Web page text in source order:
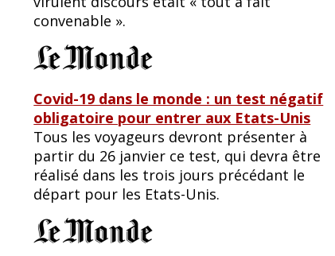
convenable ».
Covid-19 dans le monde : un test négatif
obligatoire pour entrer aux Etats-Unis
Tous les voyageurs devront présenter à
partir du 26 janvier ce test, qui devra être
réalisé dans les trois jours précédant le
départ pour les Etats-Unis.